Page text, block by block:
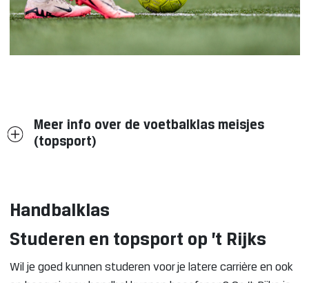
Meer info over de voetbalklas meisjes
(topsport)
Handbalklas
Studeren en topsport op ’t Rijks
Wil je goed kunnen studeren voor je latere carrière en ook